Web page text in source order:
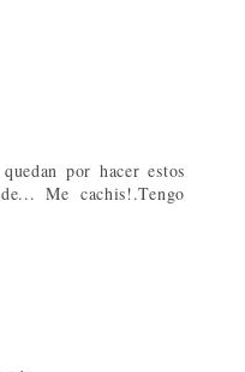
por hacer estos
Me cachis!.Tengo